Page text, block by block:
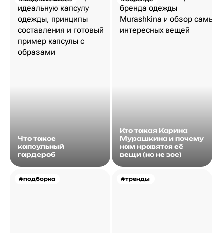
Что такое
капсульный
гардероб
Кто такая Карина
Мурашкина и почему
нам нравятся её
вещи (но не все)
#подборка #тренды